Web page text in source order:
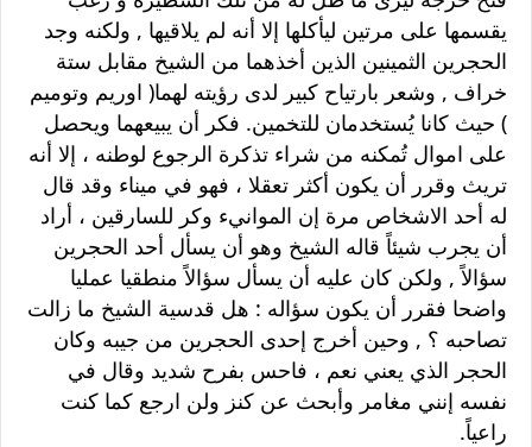
يقسمها على مرتين ليأكلها إلا أنه لم يلاقيها , ولكنه وجد
الحجرين الثمينين الذين أخذهما من الشيخ مقابل ستة
خراف , وشعر بارتياح كبير لدى رؤيته لهما( اوريم وتوميم
) حيث كانا يُستخدمان للتخمين. فكر أن يبيعهما ويحصل
على اموال تُمكنه من شراء تذكرة الرجوع لوطنه ، إلا أنه
تريث وقرر أن يكون أكثر تعقلا ، فهو في ميناء وقد قال
له أحد الاشخاص مرة إن الموانيء وكر للسارقين ، أراد
أن يجرب شيئاً قاله الشيخ وهو أن يسأل أحد الحجرين
سؤالاً , ولكن كان عليه أن يسأل سؤالاً منطقيا عمليا
واضحا فقرر أن يكون سؤاله : هل قدسية الشيخ ما زالت
تصاحبه ؟ , وحين أخرج إحدى الحجرين من جيبه وكان
الحجر الذي يعني نعم ، فاحس بفرح شديد وقال في
نفسه إنني مغامر وأبحث عن كنز ولن ارجع كما كنت
راعياً.